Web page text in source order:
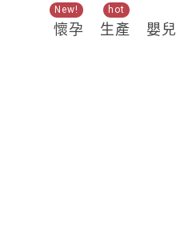
懷孕
New!
生產
hot
嬰兒
關鍵熱搜